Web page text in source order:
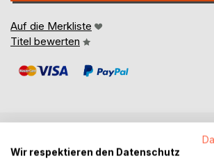
Auf die Merkliste
Titel bewerten
BESCHREIBUNG
Wir respektieren den Datenschutz